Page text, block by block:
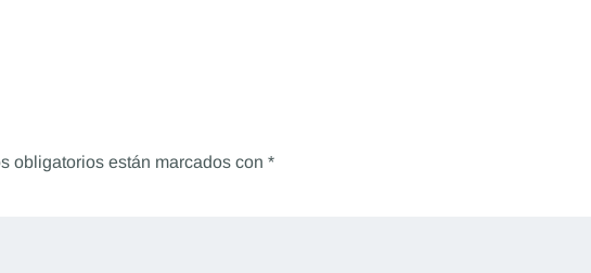
obligatorios están marcados con *